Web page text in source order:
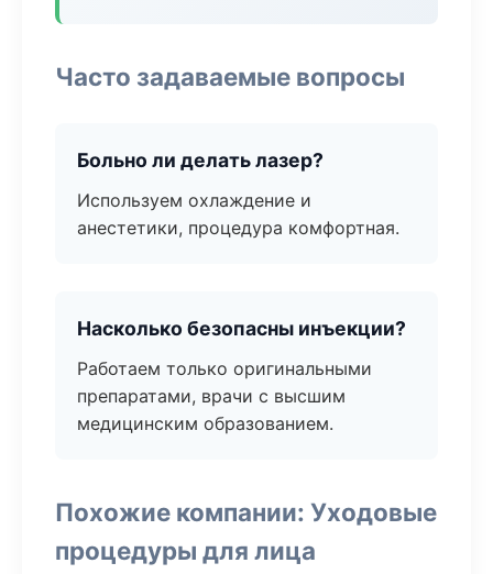
Часто задаваемые вопросы
Больно ли делать лазер?
Используем охлаждение и
анестетики, процедура комфортная.
Насколько безопасны инъекции?
Работаем только оригинальными
препаратами, врачи с высшим
медицинским образованием.
Похожие компании: Уходовые
процедуры для лица